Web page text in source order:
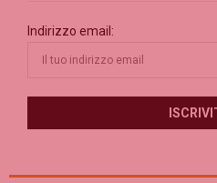
Indirizzo email: